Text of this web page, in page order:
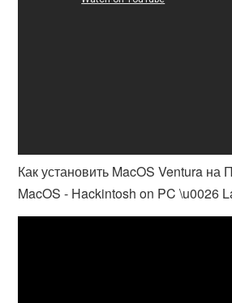
Как установить MacOS Ventura на
MacOS - Hackintosh on PC \u0026